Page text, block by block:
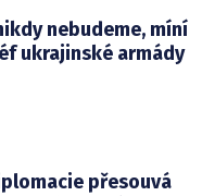
nebudeme, míní
ukrajinské armády
přesouvá